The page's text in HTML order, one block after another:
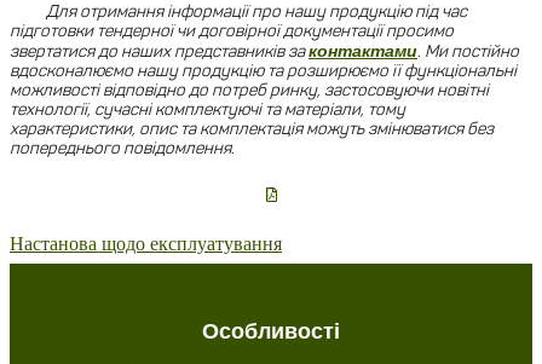
Для отримання інформації про нашу продукцію під час
підготовки тендерної чи договірної документації просимо
звертатися до наших представників законтактами. Ми постійно
вдосконалюємо нашу продукцію та розширюємо її функціональні
можливості відповідно до потреб ринку, застосовуючи новітні
технології, сучасні комплектуючі та матеріали, тому
характеристики, опис та комплектація можуть змінюватися без
попереднього повідомлення.
Настанова щодо експлуатування
Особливості